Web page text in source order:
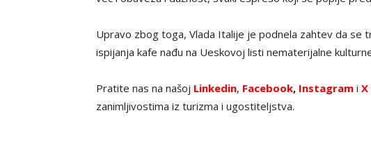
Upravo zbog toga, Vlada Italije je podnela zahtev da se
ispijanja kafe nađu na Ueskovoj listi nematerijalne
Pratite nas na našoj Linkedin, Facebook, Instagram i X
zanimljivostima iz turizma i ugostiteljstva.